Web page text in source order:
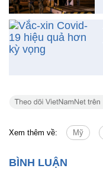
Xem thêm về: Mỹ